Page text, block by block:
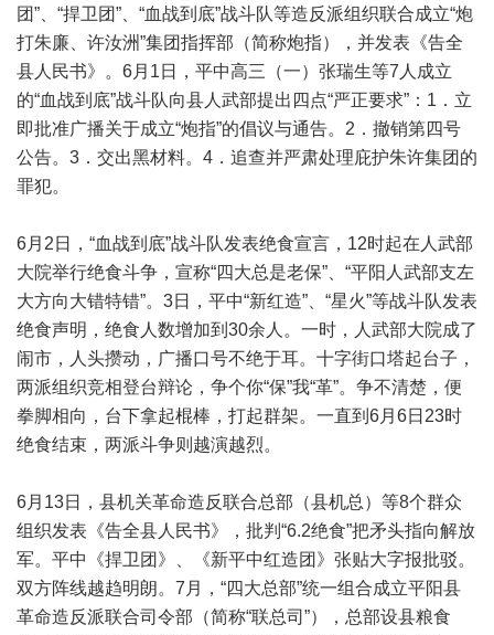
团”、“捍卫团”、“血战到底”战斗队等造反派组织联合成立“炮
打朱廉、许汝洲”集团指挥部（简称炮指），并发表《告全
县人民书》。6月1日，平中高三（一）张瑞生等7人成立
的“血战到底”战斗队向县人武部提出四点“严正要求”：1．立
即批准广播关于成立“炮指”的倡议与通告。2．撤销第四号
公告。3．交出黑材料。4．追查并严肃处理庇护朱许集团的
罪犯。
6月2日，“血战到底”战斗队发表绝食宣言，12时起在人武部
大院举行绝食斗争，宣称“四大总是老保”、“平阳人武部支左
大方向大错特错”。3日，平中“新红造”、“星火”等战斗队发表
绝食声明，绝食人数增加到30余人。一时，人武部大院成了
闹市，人头攒动，广播口号不绝于耳。十字街口塔起台子，
两派组织竞相登台辩论，争个你“保”我“革”。争不清楚，便
拳脚相向，台下拿起棍棒，打起群架。一直到6月6日23时
绝食结束，两派斗争则越演越烈。
6月13日，县机关革命造反联合总部（县机总）等8个群众
组织发表《告全县人民书》，批判“6.2绝食”把矛头指向解放
军。平中《捍卫团》、《新平中红造团》张贴大字报批驳。
双方阵线越趋明朗。7月，“四大总部”统一组合成立平阳县
革命造反派联合司令部（简称“联总司”），总部设县粮食